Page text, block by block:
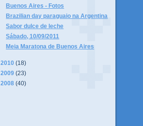
Buenos Aires - Fotos
Brazilian day paraguaio na Argentina
Sabor dulce de leche
Sábado, 10/09/2011
Meia Maratona de Buenos Aires
2010 (18)
2009 (23)
2008 (40)